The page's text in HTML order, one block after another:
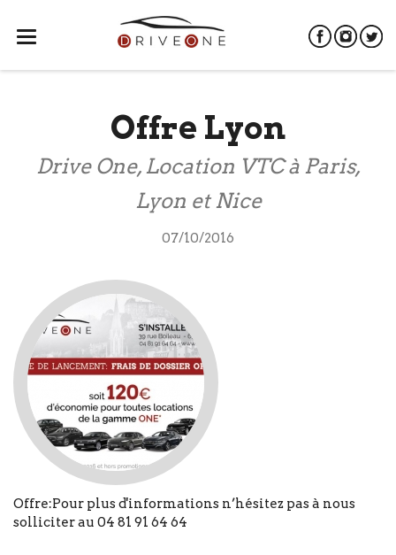
Ouvrir
Offre Lyon
Drive One, Location VTC à Paris,
Lyon et Nice
07/10/2016
Offre:Pour plus d'informations n’hésitez pas à nous
solliciter au 04 81 91 64 64